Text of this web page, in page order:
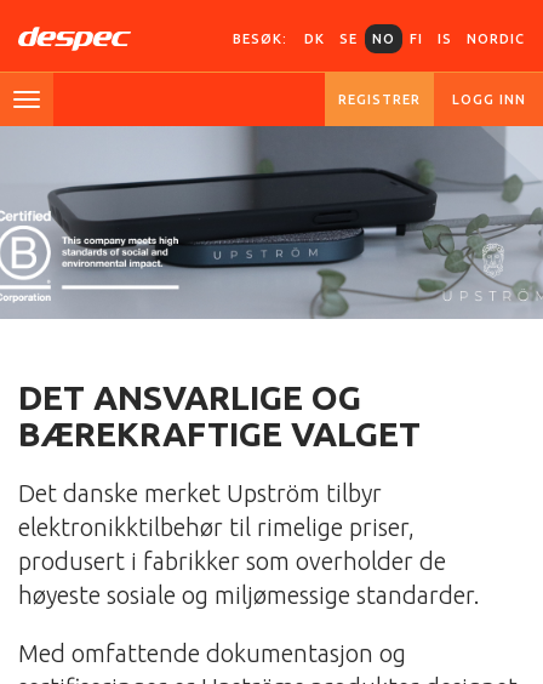
BESØK: DK SE NO FI IS NORDIC
REGISTRER LOGG INN
DET ANSVARLIGE OG
BÆREKRAFTIGE VALGET
Det danske merket Upström tilbyr
elektronikktilbehør til rimelige priser,
produsert i fabrikker som overholder de
høyeste sosiale og miljømessige standarder.
Med omfattende dokumentasjon og